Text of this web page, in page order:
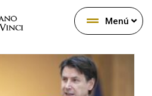
Menú